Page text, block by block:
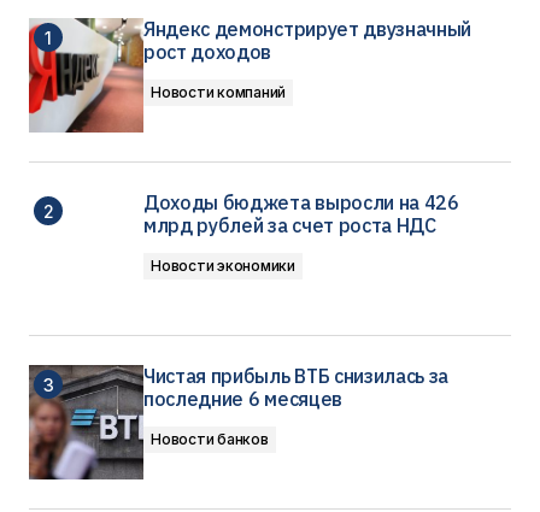
Яндекс демонстрирует двузначный
рост доходов
Новости компаний
Доходы бюджета выросли на 426
млрд рублей за счет роста НДС
Новости экономики
Чистая прибыль ВТБ снизилась за
последние 6 месяцев
Новости банков